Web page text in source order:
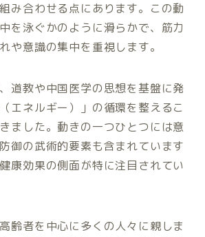
み合わせる点にあります。この動
を泳ぐかのように滑らかで、筋力
や意識の集中を重視します。
道教や中国医学の思想を基盤に発
エネルギー）」の循環を整えるこ
ました。動きの一つひとつには意
御の武術的要素も含まれています
康効果の側面が特に注目されてい
齢者を中心に多くの人々に親しま